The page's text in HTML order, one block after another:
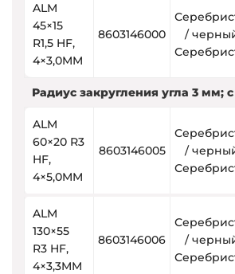
ALM
45×15
R1,5 HF,
4×3,0MM
8603146000
/
Радиус закругления угла 3 мм;
ALM
60×20 R3
HF,
4×5,0MM
8603146005
/
ALM
130×55
R3 HF,
4×3,3MM
8603146006
/